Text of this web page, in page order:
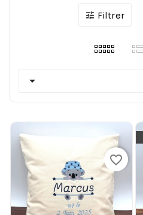
 Filtrer

favorite_border